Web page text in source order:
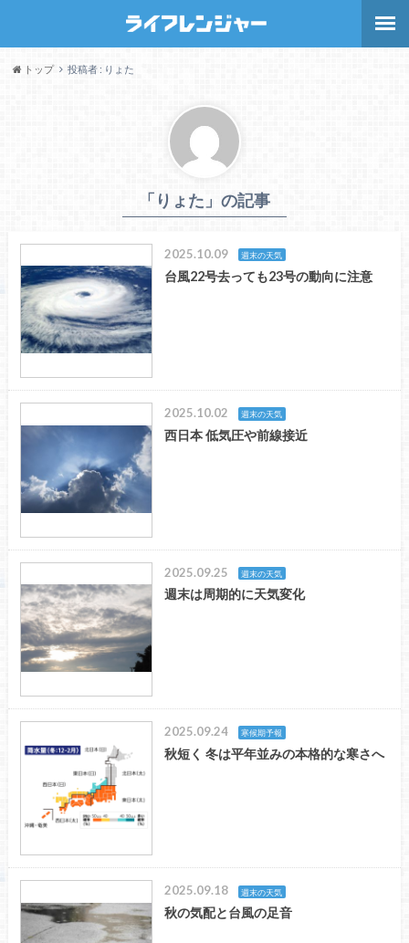
トップ 投稿者 : りょた
「りょた」の記事
2025.10.09 週末の天気
台風22号去っても23号の動向に注意
2025.10.02 週末の天気
西日本 低気圧や前線接近
2025.09.25 週末の天気
週末は周期的に天気変化
2025.09.24 寒候期予報
秋短く 冬は平年並みの本格的な寒さへ
2025.09.18 週末の天気
秋の気配と台風の足音